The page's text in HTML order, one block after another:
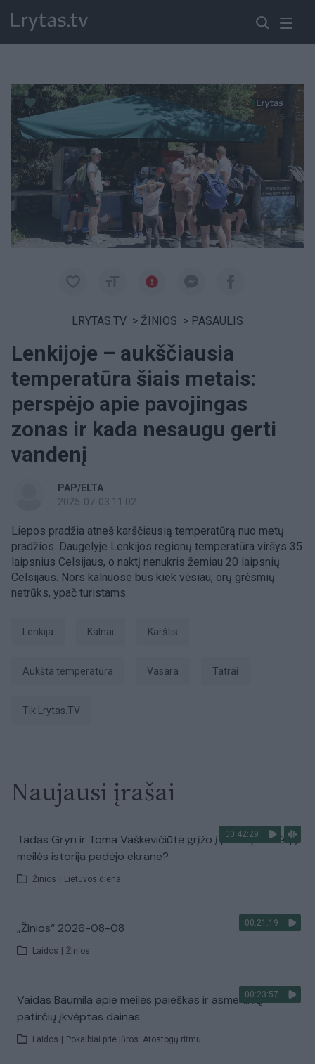
Paremkite Ukrainą
LRYTAS.TV > ŽINIOS > PASAULIS
Lenkijoje – aukščiausia
temperatūra šiais metais:
perspėjo apie pavojingas
zonas ir kada nesaugu gerti
vandenį
PAP/ELTA
2025-07-03 11:02
Liepos pradžia atneš karščiausią temperatūrą nuo metų
pradžios. Daugelyje Lenkijos regionų temperatūra viršys 35
laipsnius Celsijaus, o naktį nenukris žemiau 20 laipsnių
Celsijaus. Nors kalnuose bus kiek vėsiau, orų grėsmių
netrūks, ypač turistams.
Lenkija Kalnai karštis
aukšta temperatūra Vasara Tatrai
tik Lrytas.TV
Naujausi įrašai
00:42:29
Tadas Gryn ir Toma Vaškevičiūtė grįžo į praeitį: kodėl jų
meilės istorija padėjo ekrane?
Žinios Lietuvos diena
00:21:19
„Žinios“ 2026-08-08
Laidos Žinios
00:23:57
Vaidas Baumila apie meilės paieškas ir asmeninių
patirčių įkvėptas dainas
Laidos Pokalbiai prie jūros. Atostogų ritmu